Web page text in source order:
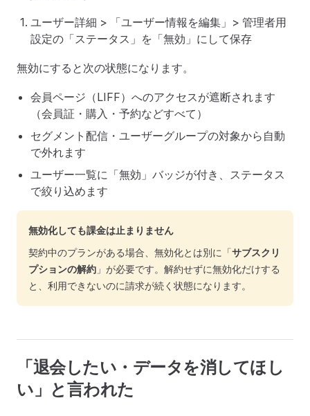
ユーザー詳細 > 「ユーザー情報を編集」> 管理者用
設定の「ステータス」を「無効」にして保存
無効にすると次の状態になります。
会員ページ（LIFF）へのアクセスが遮断されます
（会員証・購入・予約などすべて）
セグメント配信・ユーザーグループの対象から自動
で外れます
ユーザー一覧に「無効」バッジが付き、ステータス
で絞り込めます
無効化しても課金は止まりません
契約中のプランがある場合、無効化とは別に「サブスクリ
プションの解約 」が必要です。解約せずに無効化だけする
と、利用できないのに請求が続く状態になります。
「退会したい・データを消してほし
い」と言われた